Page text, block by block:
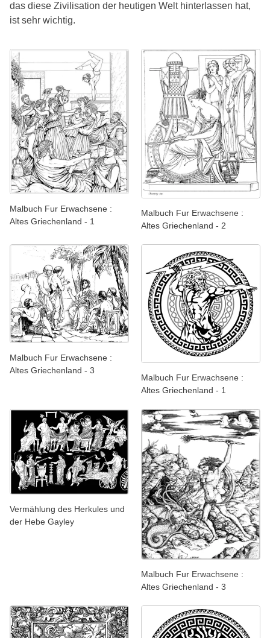
das diese Zivilisation der heutigen Welt hinterlassen hat,
ist sehr wichtig.
Malbuch Fur Erwachsene :
Altes Griechenland - 1
Malbuch Fur Erwachsene :
Altes Griechenland - 2
Malbuch Fur Erwachsene :
Altes Griechenland - 3
Malbuch Fur Erwachsene :
Altes Griechenland - 1
Vermählung des Herkules und
der Hebe Gayley
Malbuch Fur Erwachsene :
Altes Griechenland - 3